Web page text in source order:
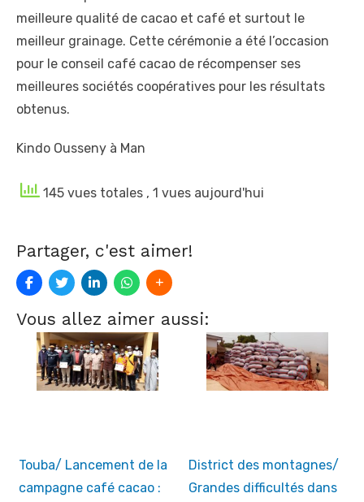
meilleure qualité de cacao et café et surtout le
meilleur grainage. Cette cérémonie a été l’occasion
pour le conseil café cacao de récompenser ses
meilleures sociétés coopératives pour les résultats
obtenus.
Kindo Ousseny à Man
145 vues totales , 1 vues aujourd'hui
Partager, c'est aimer!
Vous allez aimer aussi:
Touba/ Lancement de la
campagne café cacao :
District des montagnes/
Grandes difficultés dans